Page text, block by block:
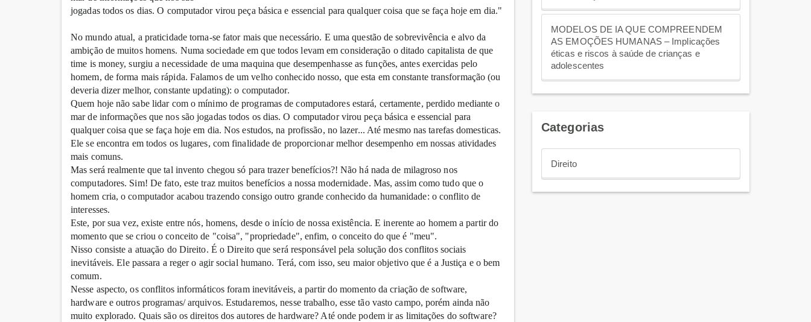
jogadas todos os dias. O computador virou peça básica e essencial para qualquer coisa que se faça hoje em dia."
No mundo atual, a praticidade torna-se fator mais que necessário. E uma questão de sobrevivência e alvo da
ambição de muitos homens. Numa sociedade em que todos levam em consideração o ditado capitalista de que
time is money, surgiu a necessidade de uma maquina que desempenhasse as funções, antes exercidas pelo
homem, de forma mais rápida. Falamos de um velho conhecido nosso, que esta em constante transformação (ou
deveria dizer melhor, constante updating): o computador.
Quem hoje não sabe lidar com o mínimo de programas de computadores estará, certamente, perdido mediante o
mar de informações que nos são jogadas todos os dias. O computador virou peça básica e essencial para
qualquer coisa que se faça hoje em dia. Nos estudos, na profissão, no lazer... Até mesmo nas tarefas domesticas.
Ele se encontra em todos os lugares, com finalidade de proporcionar melhor desempenho em nossas atividades
mais comuns.
Mas será realmente que tal invento chegou só para trazer benefícios?! Não há nada de milagroso nos
computadores. Sim! De fato, este traz muitos benefícios a nossa modernidade. Mas, assim como tudo que o
homem cria, o computador acabou trazendo consigo outro grande conhecido da humanidade: o conflito de
interesses.
Este, por sua vez, existe entre nós, homens, desde o início de nossa existência. E inerente ao homem a partir do
momento que se criou o conceito de "coisa", "propriedade", enfim, o conceito do que é "meu".
Nisso consiste a atuação do Direito. É o Direito que será responsável pela solução dos conflitos sociais
inevitáveis. Ele passara a reger o agir social humano. Terá, com isso, seu maior objetivo que é a Justiça e o bem
comum.
Nesse aspecto, os conflitos informáticos foram inevitáveis, a partir do momento da criação de software,
hardware e outros programas/ arquivos. Estudaremos, nesse trabalho, esse tão vasto campo, porém ainda não
muito explorado. Quais são os direitos dos autores de hardware? Até onde podem ir as limitações do software?
MODELOS DE IA QUE COMPREENDEM
AS EMOÇÕES HUMANAS – Implicações
éticas e riscos à saúde de crianças e
adolescentes
Categorias
Direito